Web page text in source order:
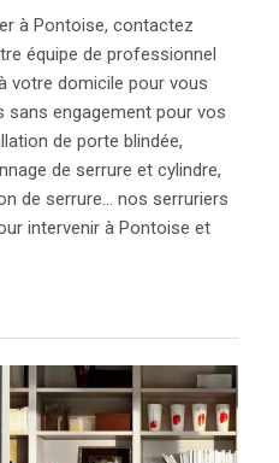
à Pontoise, contactez
équipe de professionnel
votre domicile pour vous
sans engagement pour vos
de porte blindée,
de serrure et cylindre,
de serrure… nos serruriers
intervenir à Pontoise et